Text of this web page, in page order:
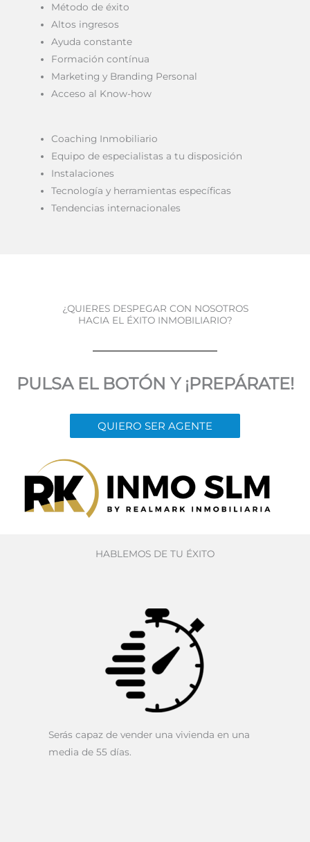
Método de éxito
Altos ingresos
Ayuda constante
Formación contínua
Marketing y Branding Personal
Acceso al Know-how
Coaching Inmobiliario
Equipo de especialistas a tu disposición
Instalaciones
Tecnología y herramientas específicas
Tendencias internacionales
¿QUIERES DESPEGAR CON NOSOTROS
HACIA EL ÉXITO INMOBILIARIO?
PULSA EL BOTÓN Y ¡PREPÁRATE!
QUIERO SER AGENTE
HABLEMOS DE TU ÉXITO
Serás capaz de vender una vivienda en una
media de 55 días.